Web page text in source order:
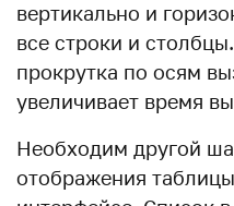
вертикально и
все строки и
прокрутка по осям
увеличивает время
Необходим другой
отображения